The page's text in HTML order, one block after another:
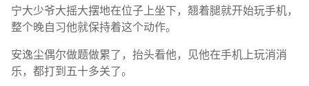
宁大少爷大摇大摆地在位子上坐下，翘着腿就开始玩手机，
整个晚自习他就保持着这个动作。
安逸尘偶尔做题做累了，抬头看他，见他在手机上玩消消
乐，都打到五十多关了。